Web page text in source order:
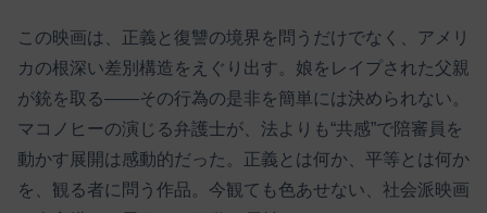
この映画は、正義と復讐の境界を問うだけでなく、アメリ
カの根深い差別構造をえぐり出す。娘をレイプされた父親
が銃を取る――その行為の是非を簡単には決められない。
マコノヒーの演じる弁護士が、法よりも“共感”で陪審員を
動かす展開は感動的だった。正義とは何か、平等とは何か
を、観る者に問う作品。今観ても色あせない、社会派映画